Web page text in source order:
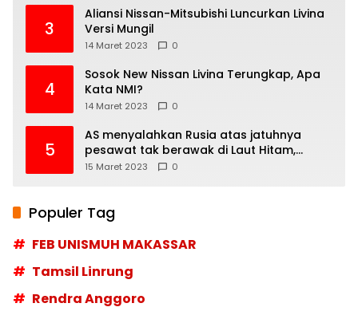
3
Aliansi Nissan-Mitsubishi Luncurkan Livina
Versi Mungil
14 Maret 2023 0
4
Sosok New Nissan Livina Terungkap, Apa
Kata NMI?
14 Maret 2023 0
5
AS menyalahkan Rusia atas jatuhnya
pesawat tak berawak di Laut Hitam,
Moskow menyangkal
15 Maret 2023 0
Populer Tag
FEB UNISMUH MAKASSAR
Tamsil Linrung
Rendra Anggoro